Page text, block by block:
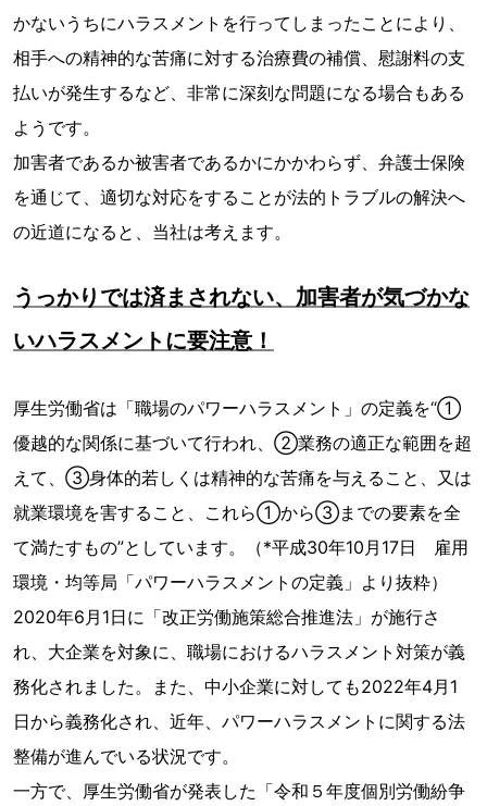
かないうちにハラスメントを行ってしまったことにより、
相手への精神的な苦痛に対する治療費の補償、慰謝料の支
払いが発生するなど、非常に深刻な問題になる場合もある
ようです。
加害者であるか被害者であるかにかかわらず、弁護士保険
を通じて、適切な対応をすることが法的トラブルの解決へ
の近道になると、当社は考えます。
うっかりでは済まされない、加害者が気づかな
いハラスメントに要注意！
厚生労働省は「職場のパワーハラスメント」の定義を“①
優越的な関係に基づいて行われ、②業務の適正な範囲を超
えて、③身体的若しくは精神的な苦痛を与えること、又は
就業環境を害すること、これら①から③までの要素を全
て満たすもの”としています。（*平成30年10月17日 雇用
環境・均等局「パワーハラスメントの定義」より抜粋）
2020年6月1日に「改正労働施策総合推進法」が施行さ
れ、大企業を対象に、職場におけるハラスメント対策が義
務化されました。また、中小企業に対しても2022年4月1
日から義務化され、近年、パワーハラスメントに関する法
整備が進んでいる状況です。
一方で、厚生労働省が発表した「令和５年度個別労働紛争